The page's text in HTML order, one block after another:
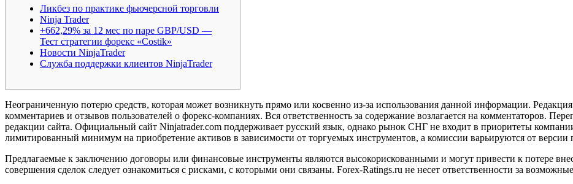
Ликбез по практике фьючерсной торговли
Ninja Trader
+662,29% за 12 мес по паре GBP/USD —
Тест стратегии форекс «Costik»
Новости NinjaTrader
Служба поддержки клиентов NinjaTrader
Неограниченную потерю средств, которая может возникнуть прямо или косвенно из-за использования данной информации. Редакция
комментариев и отзывов пользователей о форекс-компаниях. Вся ответственность за содержание возлагается на комментаторов.
редакции сайта. Официальный сайт Ninjatrader.com поддерживает русский язык, однако рынок СНГ не входит в приоритеты
лимитированный минимум на приобретение активов в зависимости от торгуемых инструментов, а комиссии варьируются от версии
Предлагаемые к заключению договоры или финансовые инструменты являются высокорискованными и могут привести к потере
совершения сделок следует ознакомиться с рисками, с которыми они связаны. Forex-Ratings.ru не несет ответственности за